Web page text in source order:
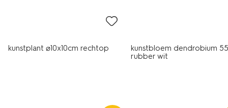
kunstplant ⌀10x10cm rechtop
kunstbloem dendrobium
rubber wit